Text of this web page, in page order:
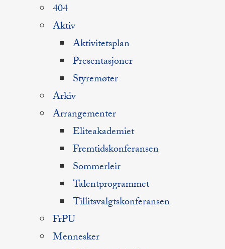
404
Aktiv
Aktivitetsplan
Presentasjoner
Styremøter
Arkiv
Arrangementer
Eliteakademiet
Fremtidskonferansen
Sommerleir
Talentprogrammet
Tillitsvalgtskonferansen
FrPU
Mennesker